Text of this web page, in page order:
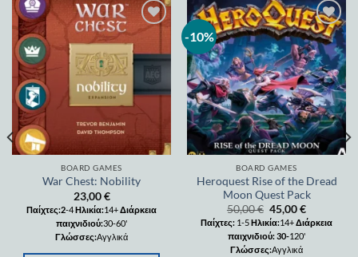
Add to
wishlist
BOARD GAMES
War Chest: Nobility
23,00€
Παίχτες:2-4Ηλικία:14+Διάρκεια
παιχνιδιού:30-60'
Γλώσσες:Αγγλικά
-10%
Add to
wishlist
BOARD GAMES
Heroquest Rise of the Dread
Moon Quest Pack
50,00€ 45,00€
Παίχτες: 1-5Ηλικία:14+Διάρκεια
παιχνιδιού: 30-120'
Γλώσσες:Αγγλικά